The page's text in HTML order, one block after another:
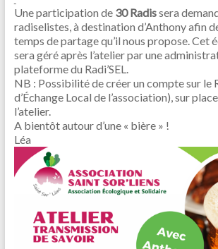
Une participation de 30 Radissera
radiselistes, à destination d’Anthony afin
temps de partage qu’il nous propose. Cet
sera géré après l’atelier par une
plateforme du Radi’SEL.
NB : Possibilité de créer un compte sur le
d’Échange Local de l’association), sur
l’atelier.
A bientôt autour d’une « bière » !
Léa